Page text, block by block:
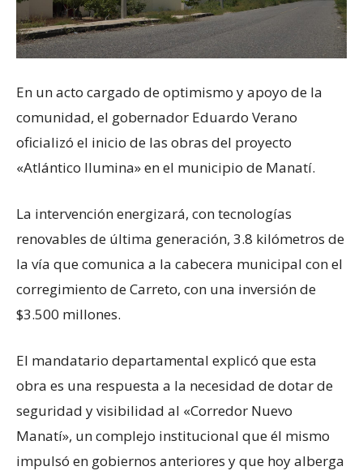
En un acto cargado de optimismo y apoyo de la
comunidad, el gobernador Eduardo Verano
oficializó el inicio de las obras del proyecto
«Atlántico Ilumina» en el municipio de Manatí.
La intervención energizará, con tecnologías
renovables de última generación, 3.8 kilómetros de
la vía que comunica a la cabecera municipal con el
corregimiento de Carreto, con una inversión de
$3.500 millones.
El mandatario departamental explicó que esta
obra es una respuesta a la necesidad de dotar de
seguridad y visibilidad al «Corredor Nuevo
Manatí», un complejo institucional que él mismo
impulsó en gobiernos anteriores y que hoy alberga